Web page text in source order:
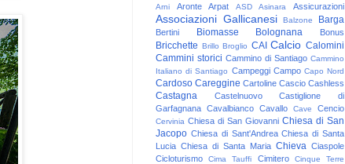
Arni Aronte Arpat ASD Asinara Assicurazioni
Associazioni Gallicanesi Balzone Barga
Bertini Biomasse Bolognana Bonus
Bricchette Brillo Broglio CAI Calcio Calomini
Cammini storici Cammino di Santiago Cammino
Italiano di Santiago Campeggi Campo Capo Nord
Cardoso Careggine Cartoline Cascio Cashless
Castagna Castelnuovo
Castiglione di
Garfagnana Cavalbianco Cavallo Cave Cencio
Cervinia Chiesa di San Giovanni Chiesa di San
Jacopo Chiesa di Sant'Andrea Chiesa di Santa
Lucia Chiesa di Santa Maria Chieva Ciaspole
Cicloturismo
Cima Tauffi Cimitero
Cinque Terre